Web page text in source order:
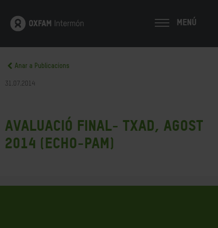
MENÚ
Anar a Publicacions
31.07.2014
Avaluació final- Txad, agost
2014 (ECHO-PAM)